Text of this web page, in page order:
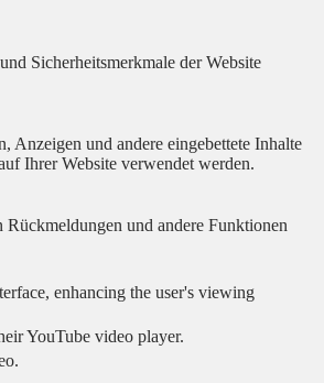
Sicherheitsmerkmale der Website
Anzeigen und andere eingebettete Inhalte
Ihrer Website verwendet werden.
und andere Funktionen
enhancing the user's viewing
YouTube video player.